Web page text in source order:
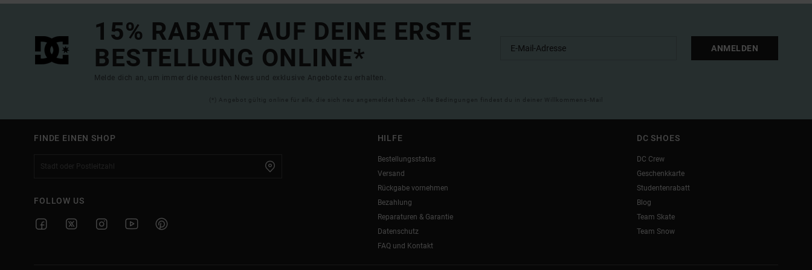
15% RABATT AUF DEINE ERSTE
BESTELLUNG ONLINE*
Melde dich an, um immer die neuesten News und exklusive Angebote zu erhalten.
ANMELDEN
(*) Angebot gültig online für alle, die sich neu angemeldet haben - Alle Bedingungen findest du in deiner Willkommens-Mail
FINDE EINEN SHOP
FOLLOW US
HILFE
Bestellungsstatus
Versand
Rückgabe vornehmen
Bezahlung
Reparaturen & Garantie
Datenschutz
FAQ und Kontakt
DC SHOES
DC Crew
Geschenkkarte
Studentenrabatt
Blog
Team Skate
Team Snow